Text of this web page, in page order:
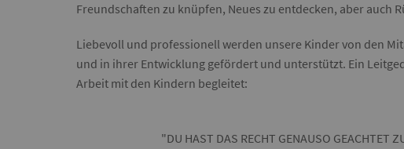
Freundschaften zu knüpfen, Neues zu entdecken, aber auch
Liebevoll und professionell werden unsere Kinder von den
und in ihrer Entwicklung gefördert und unterstützt. Ein
Arbeit mit den Kindern begleitet:
"DU HAST DAS RECHT GENAUSO GEACHTET